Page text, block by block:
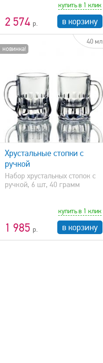
2 574
купить в 1 клик
в корзину
новинка!
40 мл
Хрустальные стопки с
ручкой
Набор хрустальных стопок с
ручкой, 6 шт, 40 грамм
1 985
купить в 1 клик
в корзину